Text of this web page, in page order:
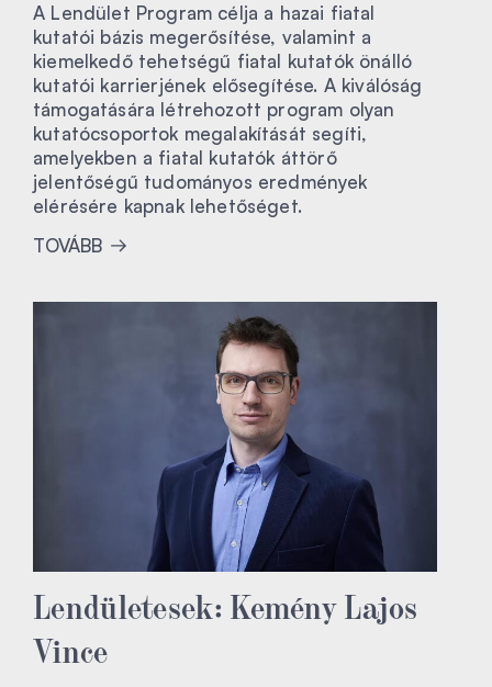
A Lendület Program célja a hazai fiatal
kutatói bázis megerősítése, valamint a
kiemelkedő tehetségű fiatal kutatók önálló
kutatói karrierjének elősegítése. A kiválóság
támogatására létrehozott program olyan
kutatócsoportok megalakítását segíti,
amelyekben a fiatal kutatók áttörő
jelentőségű tudományos eredmények
elérésére kapnak lehetőséget.
TOVÁBB
Lendületesek: Kemény Lajos
Vince